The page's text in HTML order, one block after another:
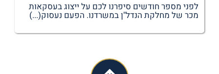
לפני מספר חודשים סיפרנו לכם על ייצוג בעסקאות
מכר של מחלקת הנדל"ן במשרדנו. הפעם נעסוק(...)